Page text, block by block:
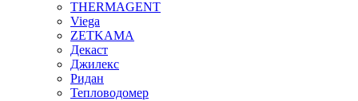
THERMAGENT
Viega
ZETKAMA
Декаст
Джилекс
Ридан
Тепловодомер